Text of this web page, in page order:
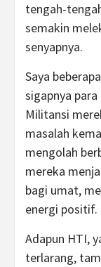
tengah-
semakin
senyapnya.
Saya
sigapnya
Militansi
masalah
mengolah
mereka
bagi umat,
energi positif.
Adapun HTI,
terlarang,